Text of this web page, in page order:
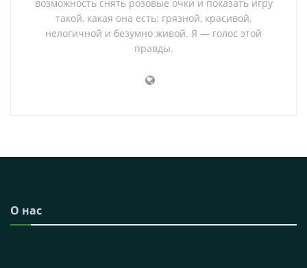
возможность снять розовые очки и показать игру
такой, какая она есть: грязной, красивой,
нелогичной и безумно живой. Я — голос этой
правды.
О нас